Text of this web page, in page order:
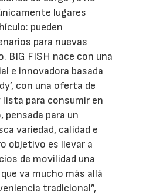
lugares
pueden
para nuevas
BIG FISH nace con una
e innovadora basada
con una oferta de
lista para consumir en
pensada para un
variedad, calidad e
objetivo es llevar a
de movilidad una
va mucho más allá
tradicional”,